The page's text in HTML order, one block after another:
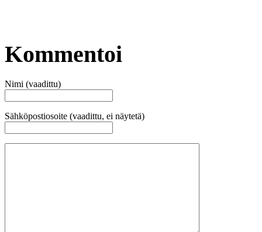
Kommentoi
Nimi (vaadittu)
Sähköpostiosoite (vaadittu, ei näytetä)